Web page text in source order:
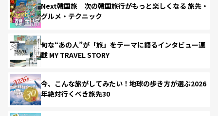
Next韓国旅 次の韓国旅行がもっと楽しくなる 旅先・
グルメ・テクニック
旬な“あの人”が「旅」をテーマに語るインタビュー連
載 MY TRAVEL STORY
今、こんな旅がしてみたい！地球の歩き方が選ぶ2026
年絶対行くべき旅先30